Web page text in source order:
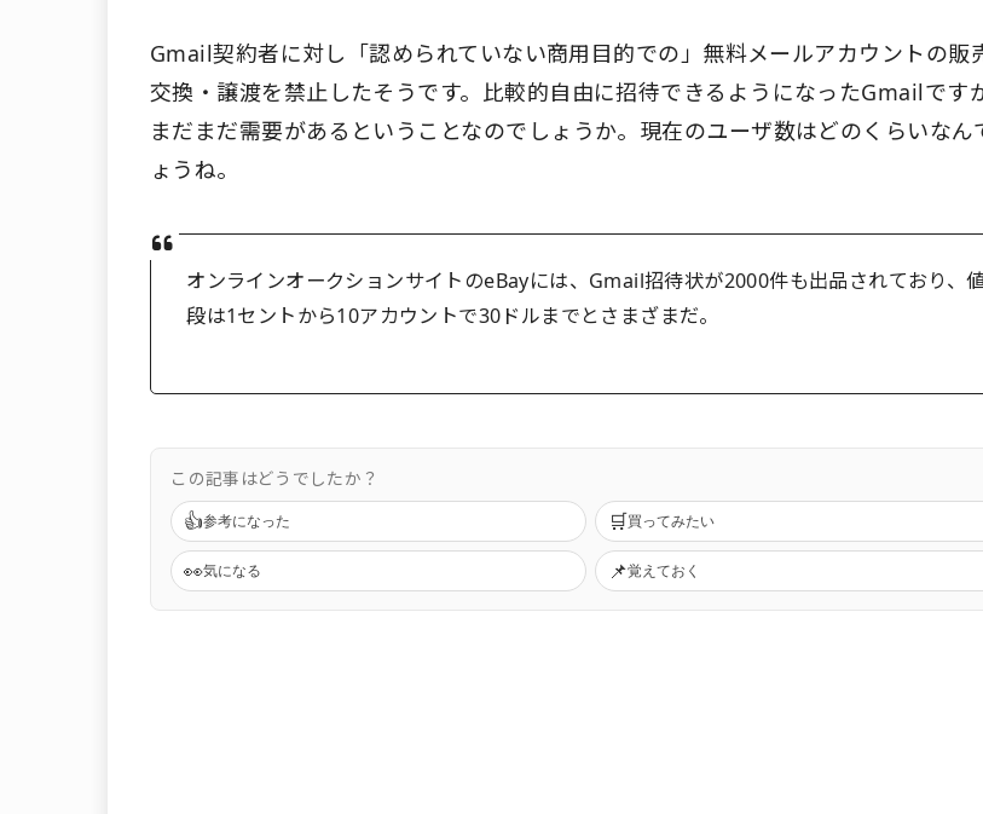
Gmail契約者に対し「認められていない商用目的での」無料メールアカウントの販
交換・譲渡を禁止したそうです。比較的自由に招待できるようになったGmailですが
まだまだ需要があるということなのでしょうか。現在のユーザ数はどのくらいなん
ょうね。
オンラインオークションサイトのeBayには、Gmail招待状が2000件も出品されており、
段は1セントから10アカウントで30ドルまでとさまざまだ。
この記事はどうでしたか？
👍参考になった 🛒 買ってみたい
👀気になる 📌覚えておく